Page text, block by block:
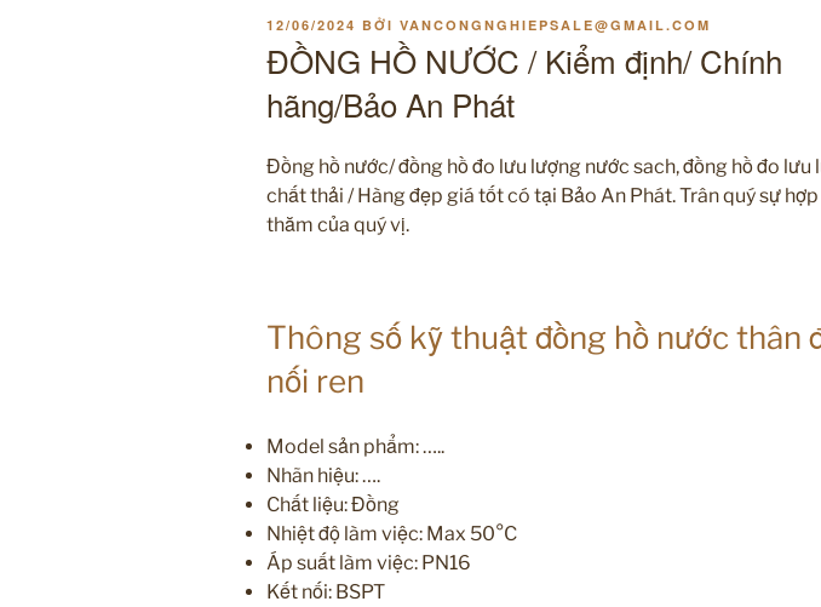
ĐĂNG
TRONG
12/06/2024 BỞI VANCONGNGHIEPSALE@GMAIL.COM
ĐỒNG HỒ NƯỚC / Kiểm định/ Chính
hãng/Bảo An Phát
Đồng hồ nước/ đồng hồ đo lưu lượng nước sach, đồng hồ đo lưu
chất thải / Hàng đẹp giá tốt có tại Bảo An Phát. Trân quý sự
thăm của quý vị.
Thông số kỹ thuật đồng hồ nước thân
nối ren
Model sản phẩm: …..
Nhãn hiệu: ….
Chất liệu: Đồng
Nhiệt độ làm việc: Max 50°C
Áp suất làm việc: PN16
Kết nối: BSPT